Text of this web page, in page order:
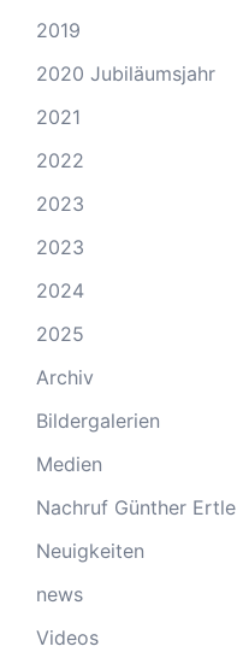
2019
2020 Jubiläumsjahr
2021
2022
2023
2023
2024
2025
Archiv
Bildergalerien
Medien
Nachruf Günther Ertle
Neuigkeiten
news
Videos